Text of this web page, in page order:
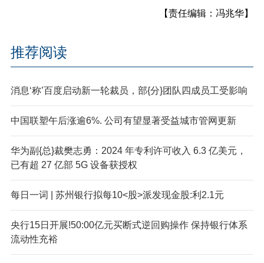
【责任编辑：冯兆华】
推荐阅读
消息‘称’百度启动新一轮裁员，部{分}团队四成员工受影响
中国联塑午后涨逾6%. 公司有望显著受益城市管网更新
华为副{总}裁樊志勇：2024 年专利许可收入 6.3 亿美元，
已有超 27 亿部 5G 设备获授权
每日一词 | 苏州银行拟每10<股>派发现金股:利2.1元
央行15日开展!50:00亿元买断式逆回购操作 保持银行体系
流动性充裕